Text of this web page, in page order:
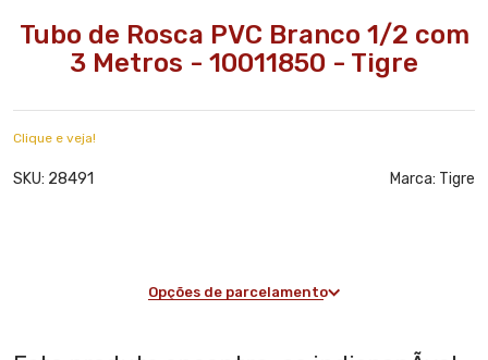
Tubo de Rosca PVC Branco 1/2 com
3 Metros - 10011850 - Tigre
Clique e veja!
SKU: 28491 Marca: Tigre
Opções de parcelamento